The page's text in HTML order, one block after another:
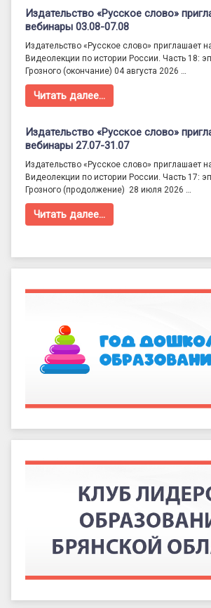
Издательство «Русское слово»
вебинары 03.08-07.08
Издательство «Русское слово» приглашает
Видеолекции по истории России. Часть 18:
Грозного (окончание) 04 августа 2026 …
Читать далее…
Издательство «Русское слово»
вебинары 27.07-31.07
Издательство «Русское слово» приглашает
Видеолекции по истории России. Часть 17:
Грозного (продолжение) 28 июля 2026 …
Читать далее…